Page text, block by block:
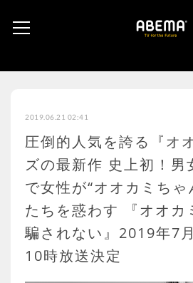
2019.06.21 02:41
圧倒的人気を誇る『オ
ズの最新作 史上初！男
で女性が“オオカミちゃ
たちを惑わす 『オオカ
騙されない』2019年7
10時放送決定